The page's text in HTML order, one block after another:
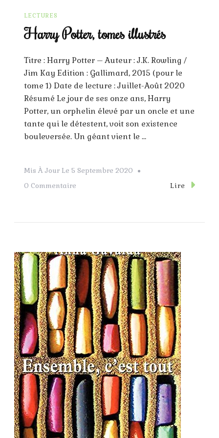
LECTURES
Harry Potter, tomes illustrés
Titre : Harry Potter – Auteur : J.K. Rowling /
Jim Kay Edition : Gallimard, 2015 (pour le
tome 1) Date de lecture : Juillet-Août 2020
Résumé Le jour de ses onze ans, Harry
Potter, un orphelin élevé par un oncle et une
tante qui le détestent, voit son existence
bouleversée. Un géant vient le …
Mis À Jour Le 5 Septembre 2020
0 Commentaire
Lire